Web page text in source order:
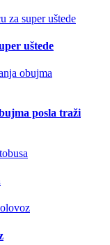
uštede
posla traži